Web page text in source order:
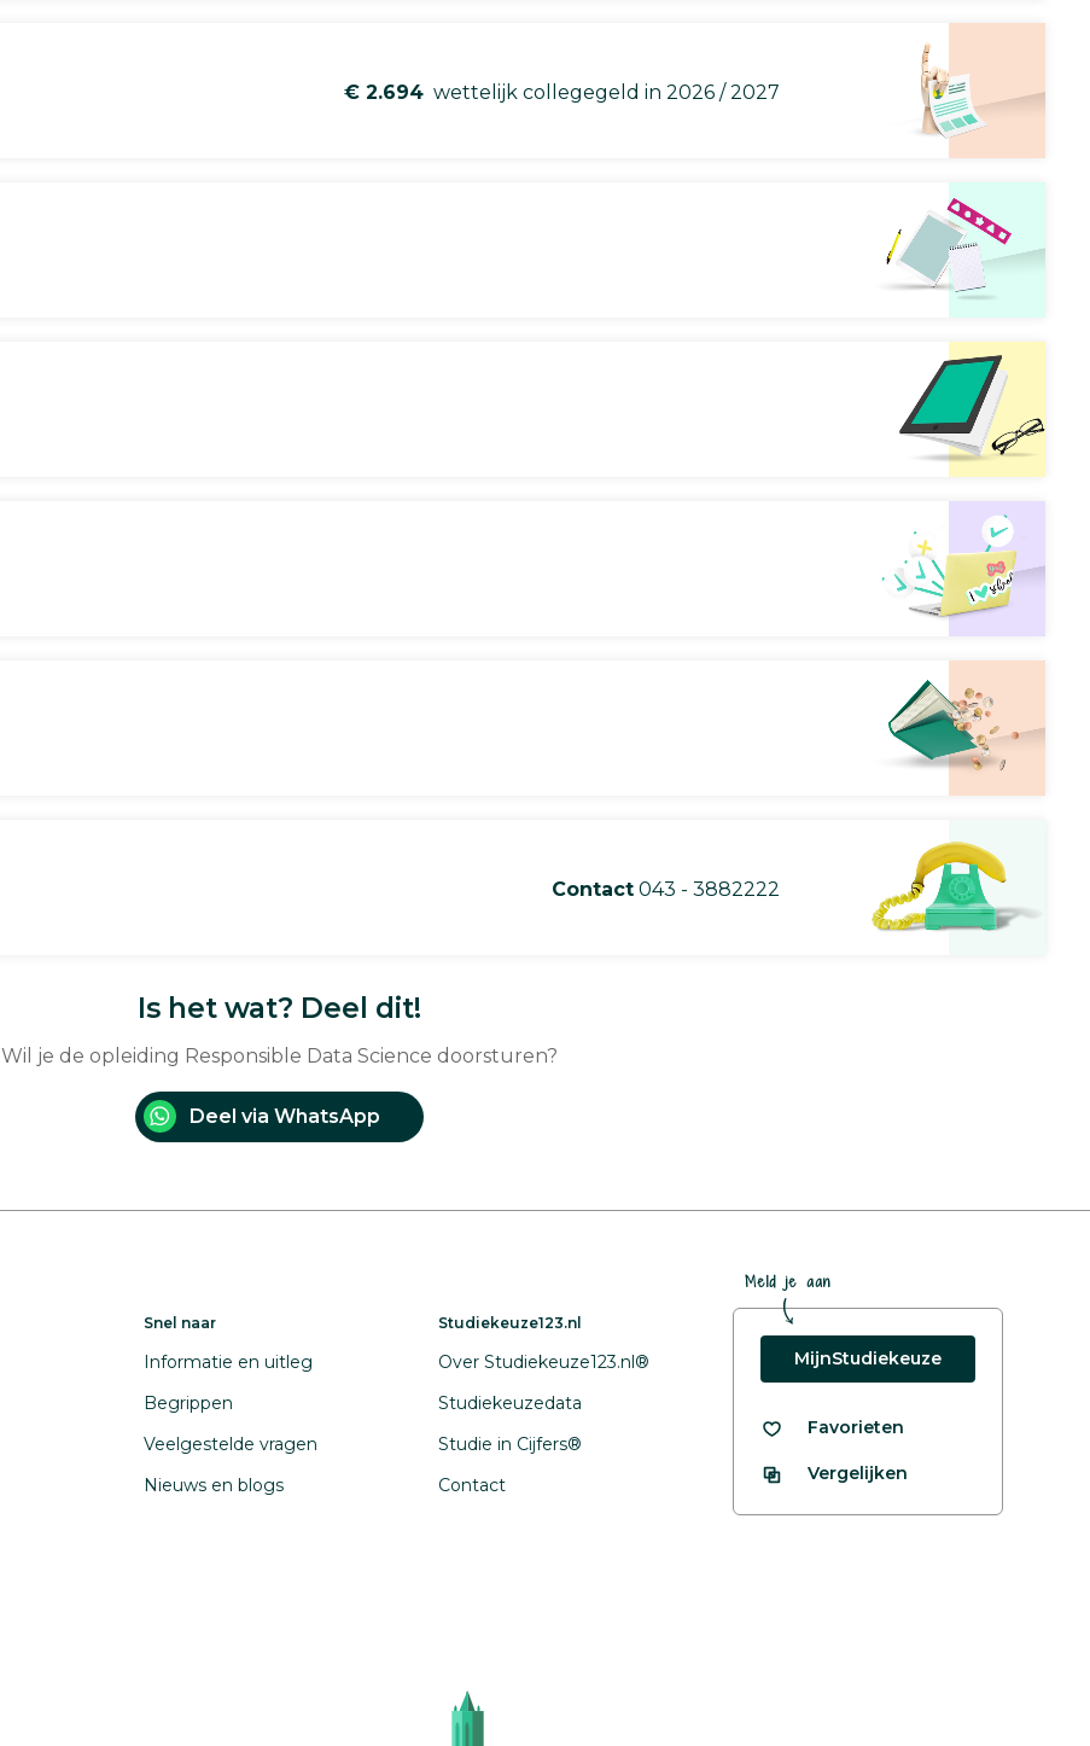
€ 2.694 wettelijk collegegeld in 2026 / 2027
Contact 043 - 3882222
Is het wat? Deel dit!
Wil je de opleiding Responsible Data Science doorsturen?
Deel via WhatsApp
Snel naar
Informatie en uitleg
Begrippen
Veelgestelde vragen
Nieuws en blogs
Studiekeuze123.nl
Over Studiekeuze123.nl®
Studiekeuzedata
Studie in Cijfers®
Contact
Meld je aan
MijnStudiekeuze
Favorieten
Vergelijken